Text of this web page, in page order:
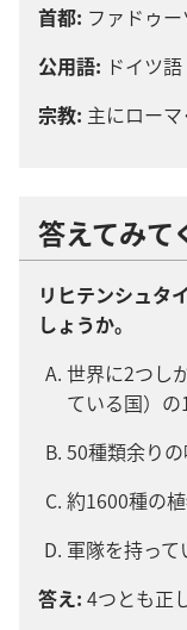
首都: ファドゥー
公用語: ドイツ語
宗教: 主にロー
答えてみて
リヒテンシュタ
しょうか。
世界に2つし
ている国）の
50種類余りの
約1600種の
軍隊を持って
答え: 4つとも正